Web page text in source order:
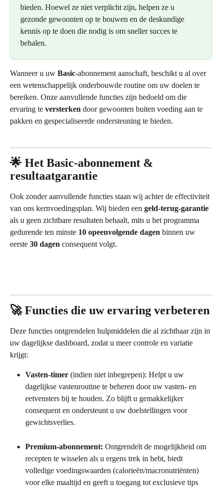
bieden. Hoewel ze niet verplicht zijn, helpen ze u
gezonde gewoonten op te bouwen en de deskundige
kennis op te doen die nodig is om sneller succes te
behalen.
Wanneer u uw Basic-abonnement aanschaft, beschikt u al over
een wetenschappelijk onderbouwde routine om uw doelen te
bereiken. Onze aanvullende functies zijn bedoeld om die
ervaring te versterken door gewoonten buiten voeding aan te
pakken en gespecialiseerde ondersteuning te bieden.
🌟 Het Basic-abonnement &
resultaatgarantie
Ook zonder aanvullende functies staan wij achter de effectiviteit
van ons kernvoedingsplan. Wij bieden een geld-terug-garantie
als u geen zichtbare resultaten behaalt, mits u het programma
gedurende ten minste 10 opeenvolgende dagen binnen uw
eerste 30 dagen consequent volgt.
🚀 Functies die uw ervaring verbeteren
Deze functies ontgrendelen hulpmiddelen die al zichtbaar zijn in
uw dagelijkse dashboard, zodat u meer controle en variatie
krijgt:
Vasten-timer (indien niet inbegrepen): Helpt u uw
dagelijkse vastenroutine te beheren door uw vasten- en
eetvensters bij te houden. Zo blijft u gemakkelijker
consequent en ondersteunt u uw doelstellingen voor
gewichtsverlies.
Premium-abonnement: Ontgrendelt de mogelijkheid om
recepten te wisselen als u ergens trek in hebt, biedt
volledige voedingswaarden (calorieën/macronutriënten)
voor elke maaltijd en geeft u toegang tot exclusieve tips